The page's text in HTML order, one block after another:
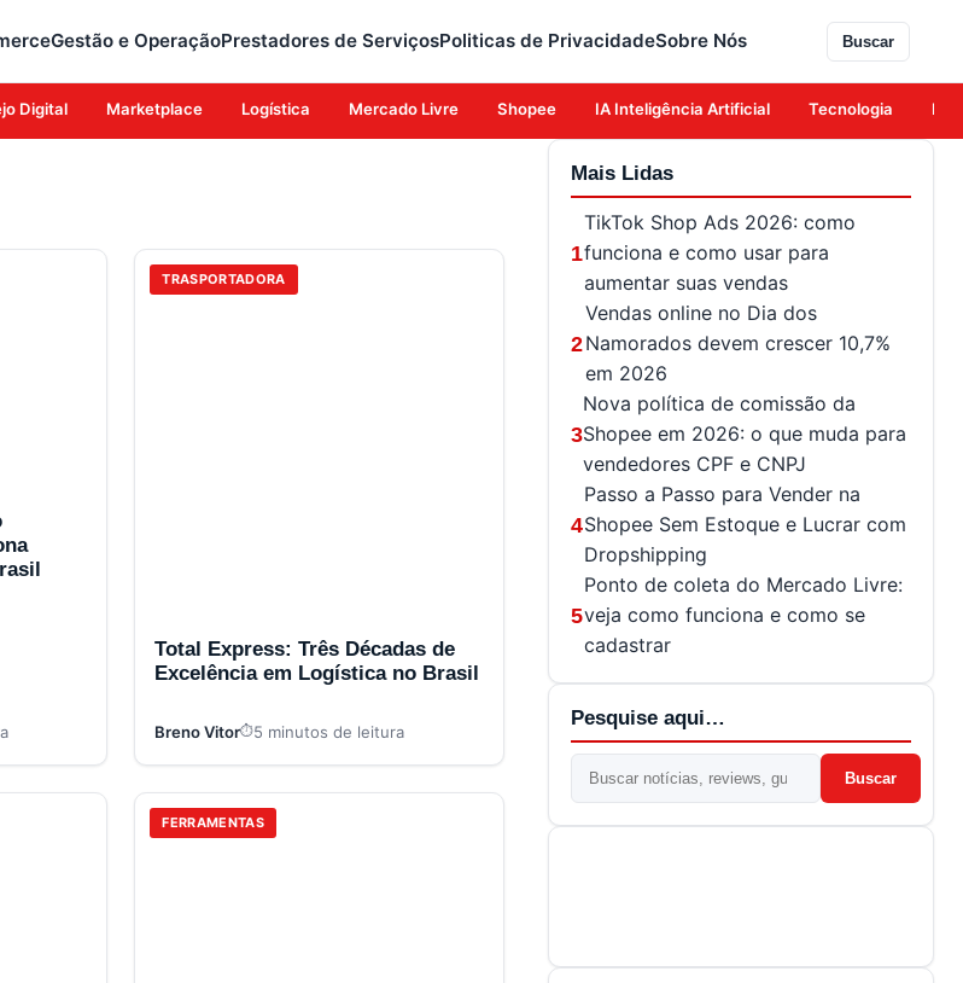
Gestão e OperaçãoPrestadores de ServiçosPoliticas de PrivacidadeSobre Nós Buscar
Digital Marketplace Logística Mercado Livre Shopee IA Inteligência Artificial Tecnologia
TRASPORTADORA
Total Express: Três Décadas de
Excelência em Logística no Brasil
Breno Vitor 5 minutos de leitura
FERRAMENTAS
Mais Lidas
1
TikTok Shop Ads 2026: como
funciona e como usar para
aumentar suas vendas
2
Vendas online no Dia dos
Namorados devem crescer 10,7%
em 2026
3
Nova política de comissão da
Shopee em 2026: o que muda para
vendedores CPF e CNPJ
4
Passo a Passo para Vender na
Shopee Sem Estoque e Lucrar com
Dropshipping
5
Ponto de coleta do Mercado Livre:
veja como funciona e como se
cadastrar
Pesquise aqui…
Buscar